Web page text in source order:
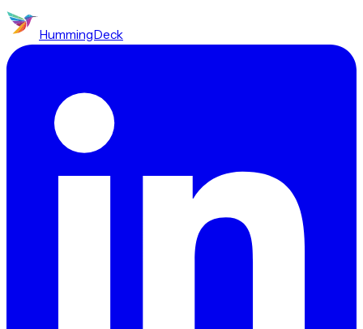
HummingDeck